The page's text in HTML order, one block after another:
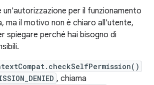
un'autorizzazione per il funzionamento
ma il motivo non è chiaro all'utente,
spiegare perché hai bisogno di
, chiama